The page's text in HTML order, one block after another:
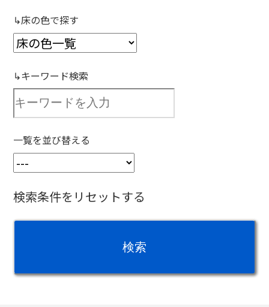
↳床の色で探す
↳キーワード検索
一覧を並び替える
検索条件をリセットする